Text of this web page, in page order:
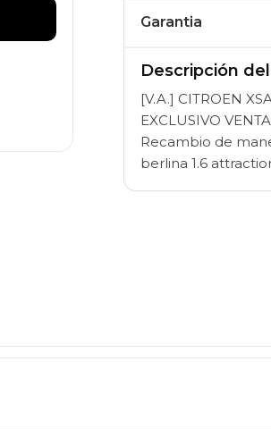
Garantia
Descripción
[V.A.] CITROEN
EXCLUSIVO
Recambio de
berlina 1.6